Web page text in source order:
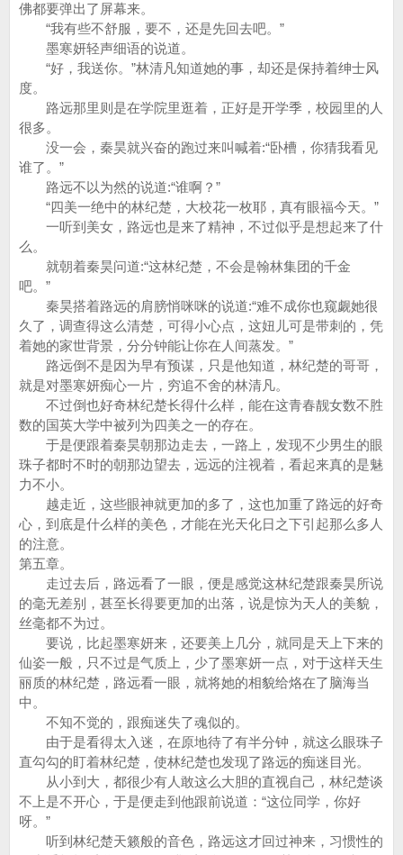
佛都要弹出了屏幕来。
“我有些不舒服，要不，还是先回去吧。”
墨寒妍轻声细语的说道。
“好，我送你。”林清凡知道她的事，却还是保持着绅士风
度。
路远那里则是在学院里逛着，正好是开学季，校园里的人
很多。
没一会，秦昊就兴奋的跑过来叫喊着:“卧槽，你猜我看见
谁了。”
路远不以为然的说道:“谁啊？”
“四美一绝中的林纪楚，大校花一枚耶，真有眼福今天。”
一听到美女，路远也是来了精神，不过似乎是想起来了什
么。
就朝着秦昊问道:“这林纪楚，不会是翰林集团的千金
吧。”
秦昊搭着路远的肩膀悄咪咪的说道:“难不成你也窥觑她很
久了，调查得这么清楚，可得小心点，这妞儿可是带刺的，凭
着她的家世背景，分分钟能让你在人间蒸发。”
路远倒不是因为早有预谋，只是他知道，林纪楚的哥哥，
就是对墨寒妍痴心一片，穷追不舍的林清凡。
不过倒也好奇林纪楚长得什么样，能在这青春靓女数不胜
数的国英大学中被列为四美之一的存在。
于是便跟着秦昊朝那边走去，一路上，发现不少男生的眼
珠子都时不时的朝那边望去，远远的注视着，看起来真的是魅
力不小。
越走近，这些眼神就更加的多了，这也加重了路远的好奇
心，到底是什么样的美色，才能在光天化日之下引起那么多人
的注意。
第五章。
走过去后，路远看了一眼，便是感觉这林纪楚跟秦昊所说
的毫无差别，甚至长得要更加的出落，说是惊为天人的美貌，
丝毫都不为过。
要说，比起墨寒妍来，还要美上几分，就同是天上下来的
仙姿一般，只不过是气质上，少了墨寒妍一点，对于这样天生
丽质的林纪楚，路远看一眼，就将她的相貌给烙在了脑海当
中。
不知不觉的，跟痴迷失了魂似的。
由于是看得太入迷，在原地待了有半分钟，就这么眼珠子
直勾勾的盯着林纪楚，使林纪楚也发现了路远的痴迷目光。
从小到大，都很少有人敢这么大胆的直视自己，林纪楚谈
不上是不开心，于是便走到他跟前说道：“这位同学，你好
呀。”
听到林纪楚天籁般的音色，路远这才回过神来，习惯性的